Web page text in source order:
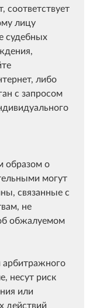
соответствует
лицу
судебных
либо
с запросом
образом о
могут
связанные с
не
обжалуемом
арбитражного
несут риск
или
действий